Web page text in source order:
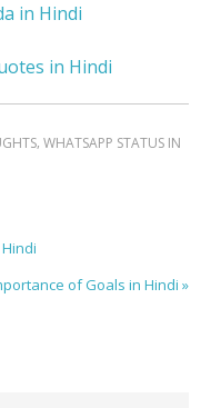
in Hindi
in Hindi
, WHATSAPP STATUS IN
Hindi
Importance of Goals in Hindi »